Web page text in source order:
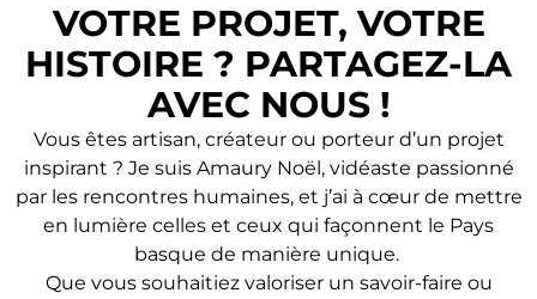
VOTRE PROJET, VOTRE
HISTOIRE ? PARTAGEZ-LA
AVEC NOUS !
Vous êtes artisan, créateur ou porteur d’un projet
inspirant ? Je suis Amaury Noël, vidéaste passionné
par les rencontres humaines, et j’ai à cœur de mettre
en lumière celles et ceux qui façonnent le Pays
basque de manière unique.
Que vous souhaitiez valoriser un savoir-faire ou